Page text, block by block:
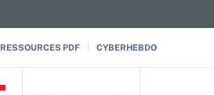
RESSOURCES PDF CYBERHEBDO